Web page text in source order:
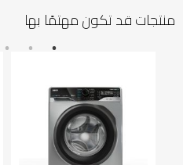
منتجات قد تكون مهتمًا بها